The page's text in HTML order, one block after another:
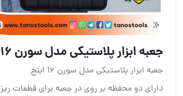
جعبه ابزار پلاستیکی مدل سورن 16 این
جعبه ابزار پلاستیکی مدل سورن 16 اینچ
دارای دو محفظه بر روی در جعبه برای قطعات ریز